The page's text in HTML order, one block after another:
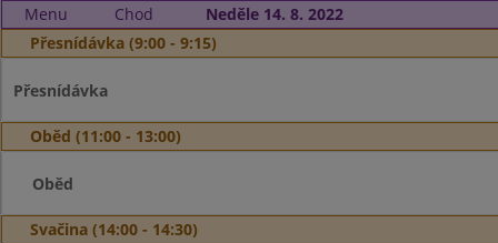
Menu Chod
Neděle 14. 8. 2022
Přesnídávka (9:00 - 9:15)
Přesnídávka
Oběd (11:00 - 13:00)
Oběd
Svačina (14:00 - 14:30)